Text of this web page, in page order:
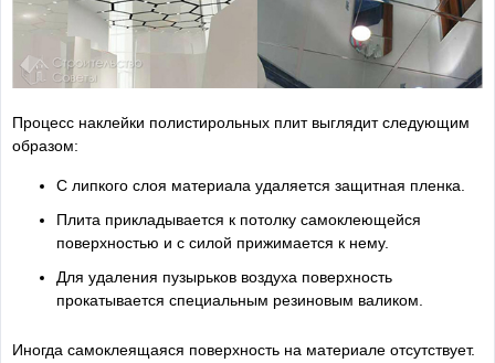
Процесс наклейки полистирольных плит выглядит следующим
образом:
С липкого слоя материала удаляется защитная пленка.
Плита прикладывается к потолку самоклеющейся
поверхностью и с силой прижимается к нему.
Для удаления пузырьков воздуха поверхность
прокатывается специальным резиновым валиком.
Иногда самоклеящаяся поверхность на материале отсутствует.